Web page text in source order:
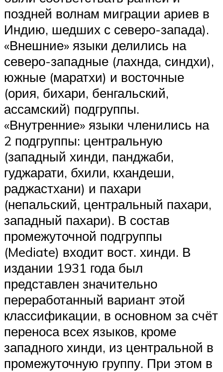
поздней волнам миграции ариев в
Индию, шедших с северо-запада).
«Внешние» языки делились на
северо-западные (лахнда, синдхи),
южные (маратхи) и восточные
(ория, бихари, бенгальский,
ассамский) подгруппы.
«Внутренние» языки членились на
2 подгруппы: центральную
(западный хинди, панджаби,
гуджарати, бхили, кхандеши,
раджастхани) и пахари
(непальский, центральный пахари,
западный пахари). В состав
промежуточной подгруппы
(Mediate) входит вост. хинди. В
издании 1931 года был
представлен значительно
переработанный вариант этой
классификации, в основном за счёт
переноса всех языков, кроме
западного хинди, из центральной в
промежуточную группу. При этом в